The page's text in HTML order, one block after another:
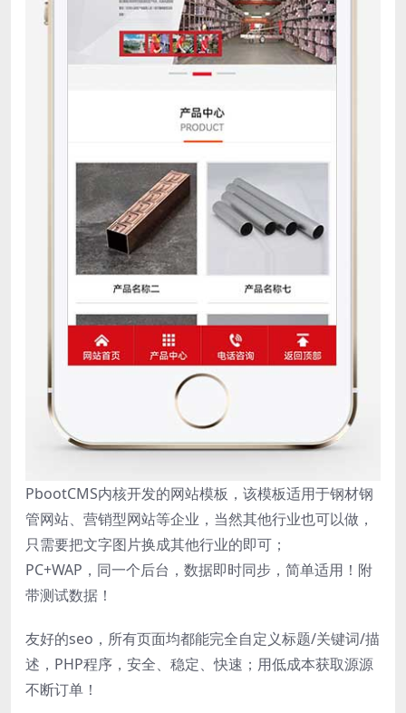
PbootCMS内核开发的网站模板，该模板适用于钢材钢
管网站、营销型网站等企业，当然其他行业也可以做，
只需要把文字图片换成其他行业的即可；
PC+WAP，同一个后台，数据即时同步，简单适用！附
带测试数据！
友好的seo，所有页面均都能完全自定义标题/关键词/描
述，PHP程序，安全、稳定、快速；用低成本获取源源
不断订单！